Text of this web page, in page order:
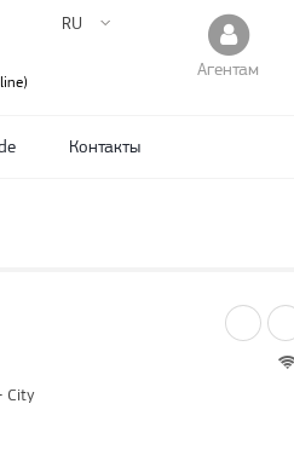
Агентам
RU
Контакты
City